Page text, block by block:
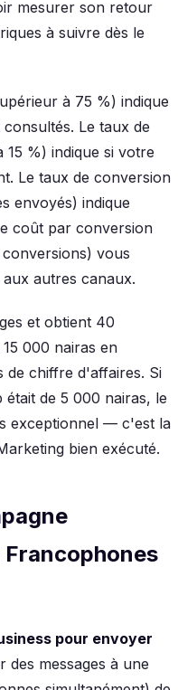
mesurer son retour
à suivre dès le
à 75 %) indique
Le taux de
%) indique si votre
Le taux de conversion
envoyés) indique
coût par conversion
vous
autres canaux.
et obtient 40
000 nairas en
de chiffre d'affaires. Si
de 5 000 nairas, le
exceptionnel — c'est la
bien exécuté.
pour envoyer
des messages à une